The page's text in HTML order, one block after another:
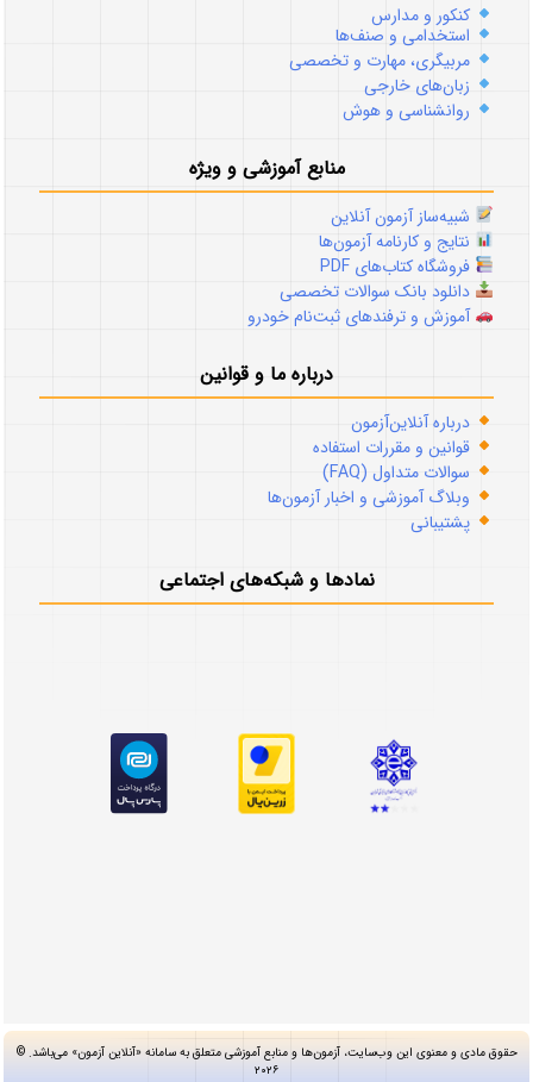
کنکور و مدارس
استخدامی و صنف‌ها
مربیگری، مهارت و تخصصی
زبان‌های خارجی
روانشناسی و هوش
منابع آموزشی و ویژه
شبیه‌ساز آزمون آنلاین
نتایج و کارنامه آزمون‌ها
فروشگاه کتاب‌های PDF
دانلود بانک سوالات تخصصی
آموزش و ترفندهای ثبت‌نام خودرو
درباره ما و قوانین
درباره آنلاین‌آزمون
قوانین و مقررات استفاده
سوالات متداول (FAQ)
وبلاگ آموزشی و اخبار آزمون‌ها
پشتیبانی
نمادها و شبکه‌های اجتماعی
حقوق مادی و معنوی این وب‌سایت، آزمون‌ها و منابع آموزشی متعلق به سامانه «آنلاین آزمون» می‌باشد. ©
۲۰۲۶